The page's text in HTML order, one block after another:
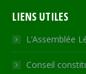
opens
in
new
window
opens
in
new
window
opens
in
new
in
LIENS UTILES
L’Assemblée
Conseil